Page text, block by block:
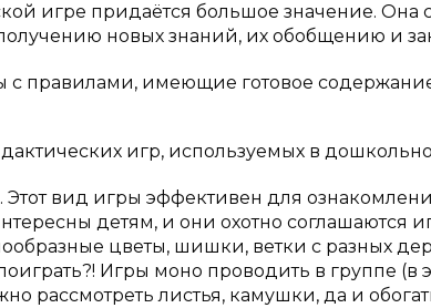
игре придаётся большое значение. Она
новых знаний, их обобщению и
с правилами, имеющие готовое
игр, используемых в
. Этот вид игры эффективен для
детям, и они охотно соглашаются
цветы, шишки, ветки с разных
Игры моно проводить в группе (в
рассмотреть листья, камушки, да и